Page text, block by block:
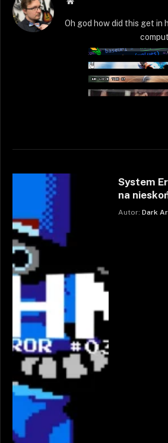
Oh god how did this get in
System
na
Autor: Dark